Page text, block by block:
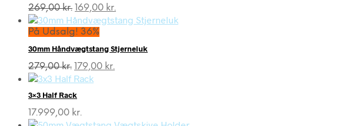
269,00kr. Den
oprindelige
pris
269,00 kr..
169,00 kr.
aktuelle
169,00 kr..
På Udsalg! 36%
30mm Håndvægtstang Stjerneluk
279,00kr. Den
oprindelige
var:
279,00 kr..
179,00 kr.
3×3 Half Rack
17.999,00 kr.